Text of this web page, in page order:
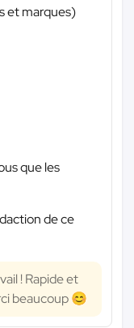
et marques)
que les
de ce
! Rapide et
beaucoup 😊